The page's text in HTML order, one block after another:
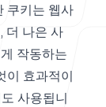
쿠키는 웹사
더 나은 사
작동하는
이 효과적이
사용됩니